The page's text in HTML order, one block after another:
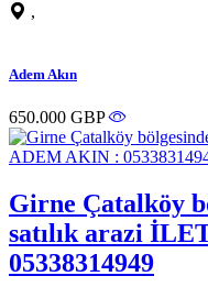
,
Adem Akın
650.000 GBP
Girne Çatalköy
satılık arazi
05338314949